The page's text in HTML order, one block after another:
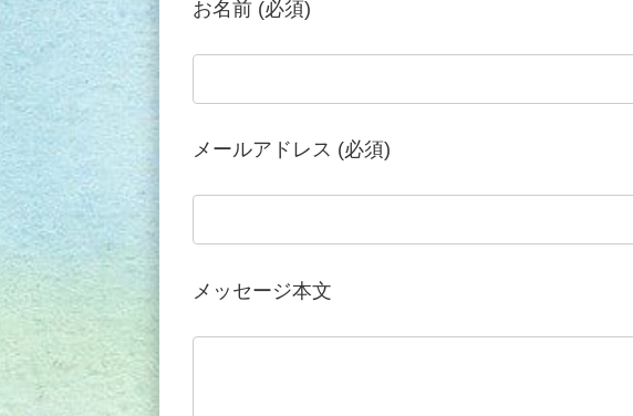
お名前 (必須)
メールアドレス (必須)
メッセージ本文